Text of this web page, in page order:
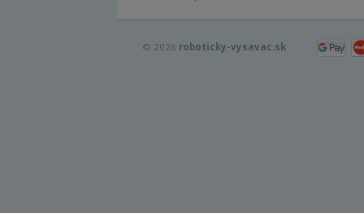
© 2026 roboticky-vysavac.sk